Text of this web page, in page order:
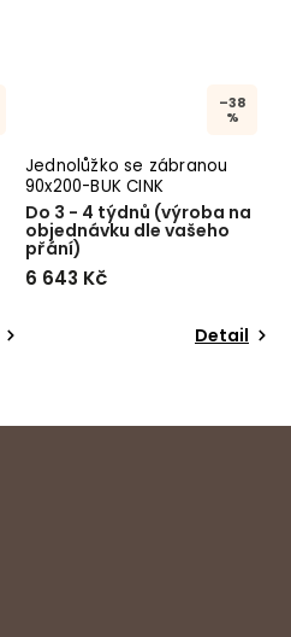
–38
%
Jednolůžko se zábranou
90x200-BUK CINK
Do 3 - 4 týdnů (výroba na
objednávku dle vašeho
přání)
6 643 Kč
Detail